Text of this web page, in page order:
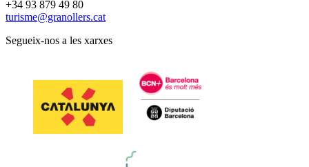
+34 93 879 49 80
turisme@granollers.cat
Segueix-nos a les xarxes